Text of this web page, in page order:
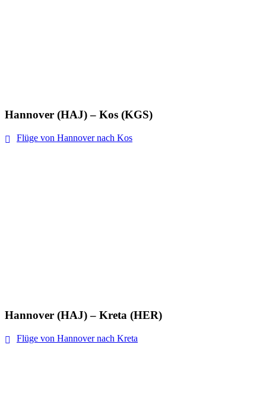
Hannover (HAJ) – Kos (KGS)
Flüge von Hannover nach Kos
Hannover (HAJ) – Kreta (HER)
Flüge von Hannover nach Kreta